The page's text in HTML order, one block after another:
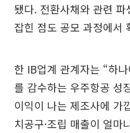
됐다. 전환사채와 관련
잡힌 점도 공모 과정에서
한 IB업계 관계자는 “하
를 감수하는 우주항공 성
이익이 나는 제조사에 가
치공구·조립 매출이 얼마